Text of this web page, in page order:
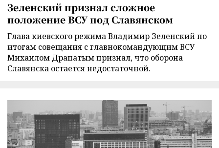
Зеленский признал сложное
положение ВСУ под Славянском
Глава киевского режима Владимир Зеленский по
итогам совещания с главнокомандующим ВСУ
Михаилом Драпатым признал, что оборона
Славянска остается недостаточной.